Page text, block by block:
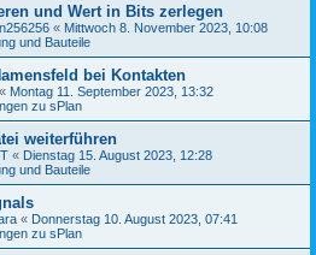
und Wert in Bits zerlegen
« Mittwoch 8. November 2023, 10:08
und Bauteile
bei Kontakten
« Montag 11. September 2023, 13:32
zu sPlan
weiterführen
« Dienstag 15. August 2023, 12:28
und Bauteile
« Donnerstag 10. August 2023, 07:41
zu sPlan